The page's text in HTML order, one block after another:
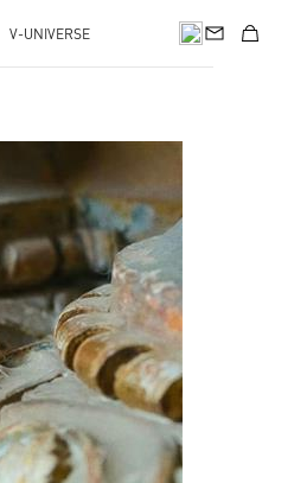
V-UNIVERSE